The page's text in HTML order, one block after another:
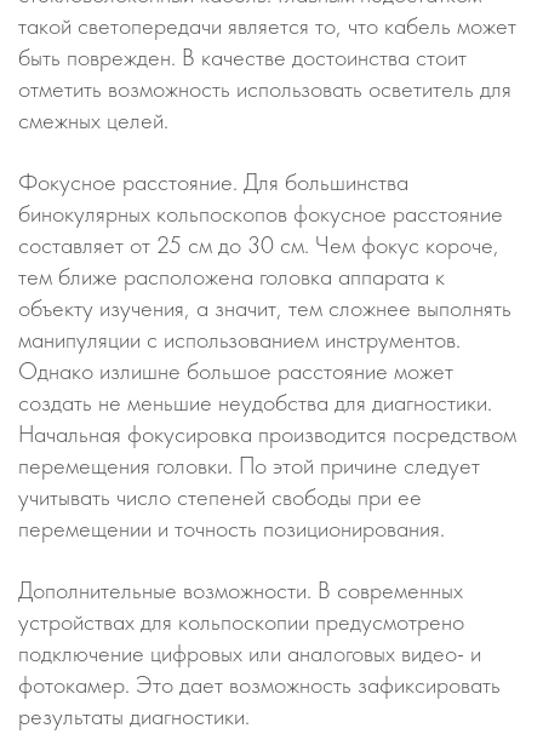
такой светопередачи является то, что кабель может
быть поврежден. В качестве достоинства стоит
отметить возможность использовать осветитель для
смежных целей.
Фокусное расстояние. Для большинства
бинокулярных кольпоскопов фокусное расстояние
составляет от 25 см до 30 см. Чем фокус короче,
тем ближе расположена головка аппарата к
объекту изучения, а значит, тем сложнее выполнять
манипуляции с использованием инструментов.
Однако излишне большое расстояние может
создать не меньшие неудобства для диагностики.
Начальная фокусировка производится посредством
перемещения головки. По этой причине следует
учитывать число степеней свободы при ее
перемещении и точность позиционирования.
Дополнительные возможности. В современных
устройствах для кольпоскопии предусмотрено
подключение цифровых или аналоговых видео- и
фотокамер. Это дает возможность зафиксировать
результаты диагностики.